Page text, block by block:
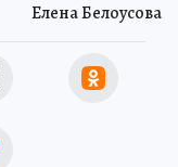
Елена Белоусова